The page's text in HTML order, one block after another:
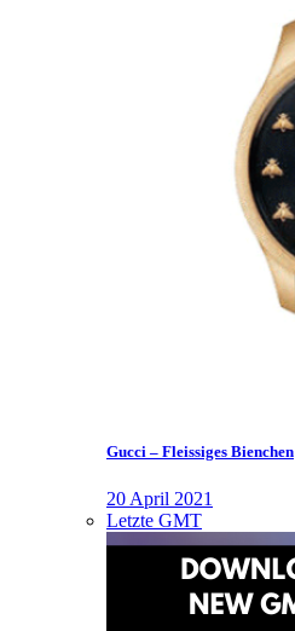
Gucci – Fleissiges Bienchen
20 April 2021
Letzte GMT